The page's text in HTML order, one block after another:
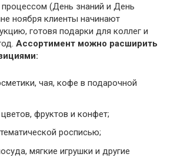
(День знаний и День
ноября клиенты начинают
готовя подарки для коллег и
Ассортимент можно расширить
чая, кофе в подарочной
фруктов и конфет;
росписью;
мягкие игрушки и другие